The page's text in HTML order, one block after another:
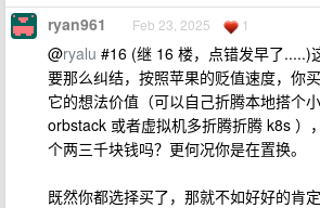
ryan961 Feb 23, 2025 1
@ryalu #16 (继 16 楼，点错发早了.....)
要那么纠结，按照苹果的贬值速度，你
它的想法价值（可以自己折腾本地搭个
orbstack 或者虚拟机多折腾折腾 k8s ）
个两三千块钱吗？更何况你是在置换。
既然你都选择买了，那就不如好好的肯